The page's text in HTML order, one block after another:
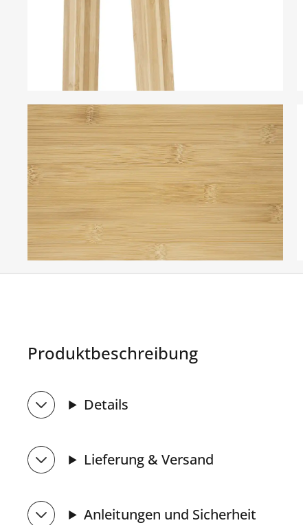
Produktbeschreibung
Details
Lieferung & Versand
Anleitungen und Sicherheit